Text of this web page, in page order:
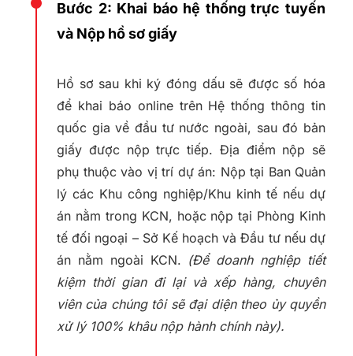
Bước 2: Khai báo hệ thống trực tuyến
và Nộp hồ sơ giấy
Hồ sơ sau khi ký đóng dấu sẽ được số hóa
để khai báo online trên Hệ thống thông tin
quốc gia về đầu tư nước ngoài, sau đó bản
giấy được nộp trực tiếp. Địa điểm nộp sẽ
phụ thuộc vào vị trí dự án: Nộp tại Ban Quản
lý các Khu công nghiệp/Khu kinh tế nếu dự
án nằm trong KCN, hoặc nộp tại Phòng Kinh
tế đối ngoại – Sở Kế hoạch và Đầu tư nếu dự
án nằm ngoài KCN. (Để doanh nghiệp tiết
kiệm thời gian đi lại và xếp hàng, chuyên
viên của chúng tôi sẽ đại diện theo ủy quyền
xử lý 100% khâu nộp hành chính này).